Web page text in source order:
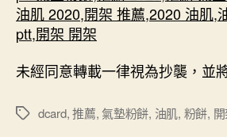
油肌 2020,開架 推薦,2020 油肌,
ptt,開架 開架
未經同意轉載一律視為抄襲，並
標
dcard,推薦, 氣墊粉餅, 油肌, 粉餅,